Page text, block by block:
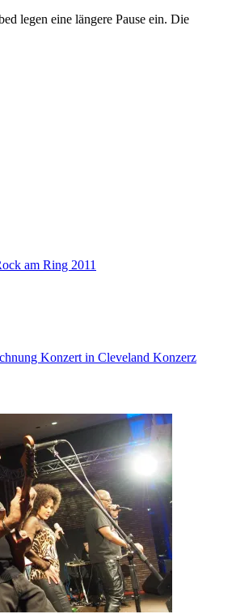
legen eine längere Pause ein. Die
am Ring 2011
Konzert in Cleveland Konzerz